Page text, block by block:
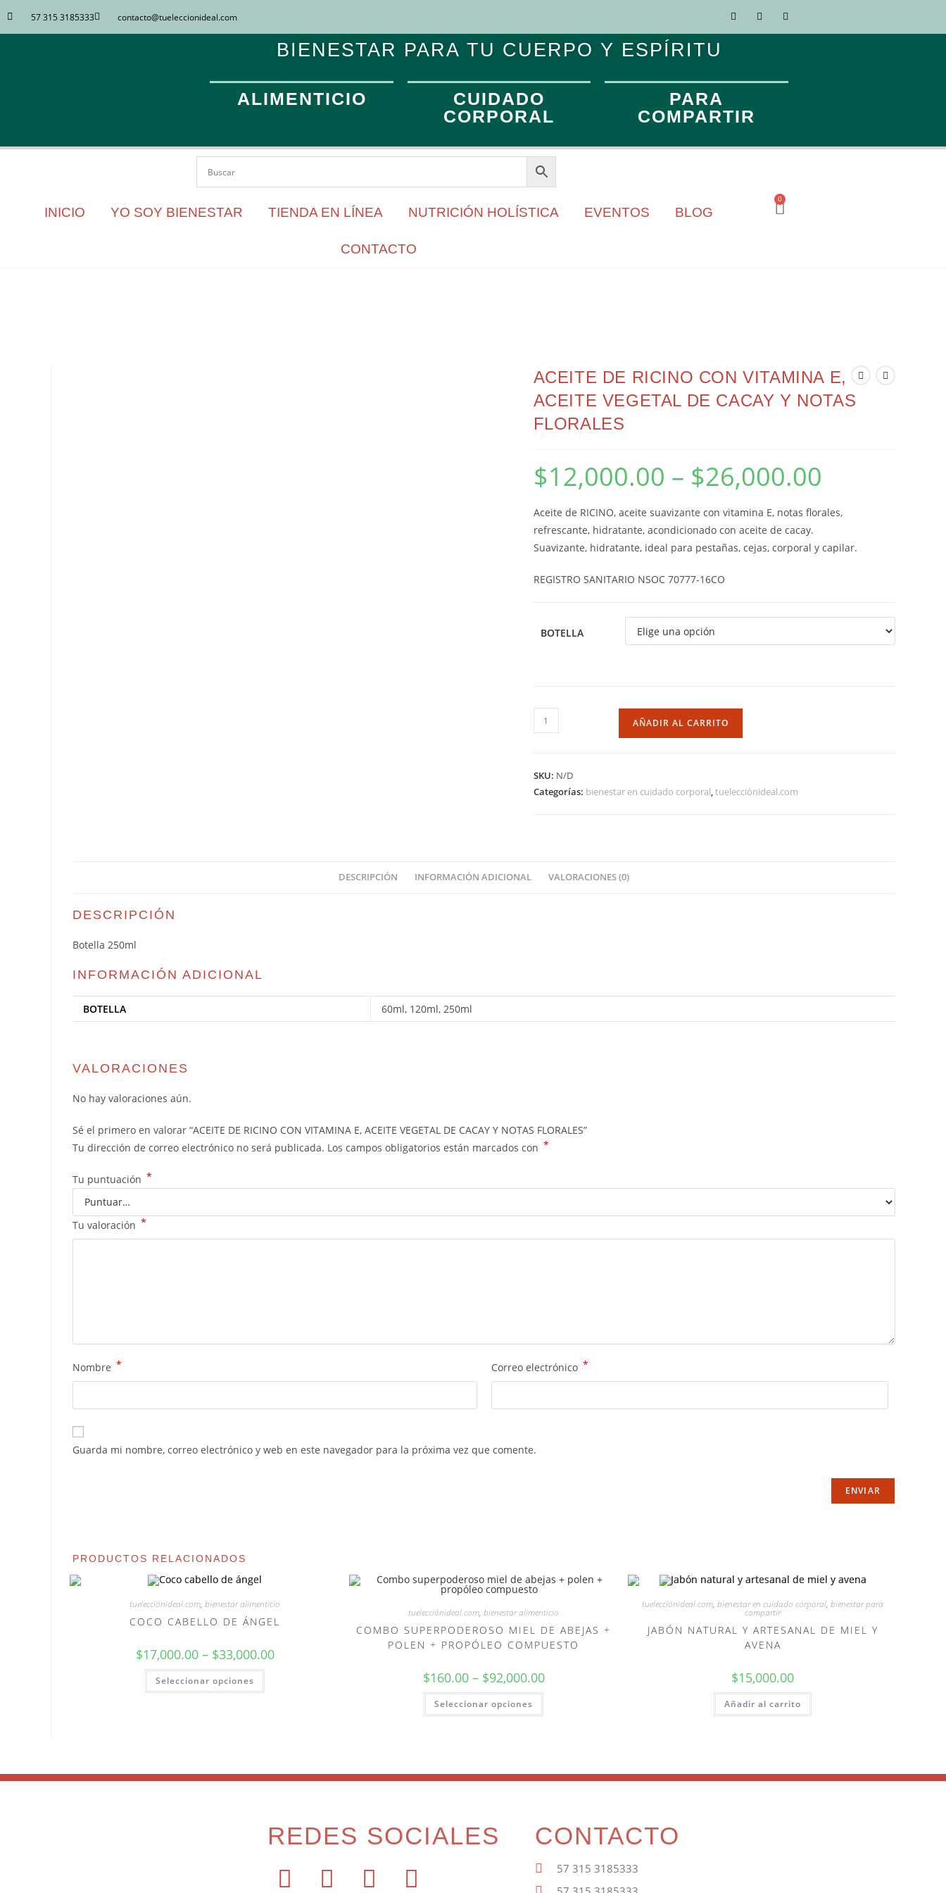
57 315 3185333 contacto​@tueleccionideal.com
BIENESTAR PARA TU CUERPO Y ESPÍRITU
ALIMENTICIO
CUIDADO
CORPORAL
PARA
COMPARTIR
INICIO YO SOY BIENESTAR TIENDA EN LÍNEA NUTRICIÓN HOLÍSTICA EVENTOS BLOG
CONTACTO
0
ACEITE DE RICINO CON VITAMINA E,
ACEITE VEGETAL DE CACAY Y NOTAS
FLORALES
$12,000.00 – $26,000.00
Aceite de RICINO, aceite suavizante con vitamina E, notas florales,
refrescante, hidratante, acondicionado con aceite de cacay.
Suavizante, hidratante, ideal para pestañas, cejas, corporal y capilar.
REGISTRO SANITARIO NSOC 70777-16CO
BOTELLA
AÑADIR AL CARRITO
SKU: N/D
Categorías: bienestar en cuidado corporal,tuelecciónideal.com
DESCRIPCIÓN INFORMACIÓN ADICIONAL VALORACIONES (0)
DESCRIPCIÓN
Botella 250ml
INFORMACIÓN ADICIONAL
BOTELLA 60ml, 120ml, 250ml
VALORACIONES
No hay valoraciones aún.
Sé el primero en valorar “ACEITE DE RICINO CON VITAMINA E, ACEITE VEGETAL DE CACAY Y NOTAS FLORALES”
Tu dirección de correo electrónico no será publicada. Los campos obligatorios están marcados con *
Tu puntuación *
Tu valoración *
Nombre * Correo electrónico *
Guarda mi nombre, correo electrónico y web en este navegador para la próxima vez que comente.
PRODUCTOS RELACIONADOS
tuelecciónideal.com,bienestar alimenticio
COCO CABELLO DE ÁNGEL
$17,000.00– $33,000.00
Seleccionar opciones
tuelecciónideal.com,bienestar alimenticio
COMBO SUPERPODEROSO MIEL DE ABEJAS +
POLEN + PROPÓLEO COMPUESTO
$160.00– $92,000.00
Seleccionar opciones
tuelecciónideal.com,bienestar en cuidado corporal,bienestar para
compartir
JABÓN NATURAL Y ARTESANAL DE MIEL Y
AVENA
$15,000.00
Añadir al carrito
REDES SOCIALES CONTACTO
57 315 3185333